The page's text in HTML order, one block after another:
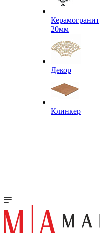
Керамогранит
20мм
Декор
Клинкер